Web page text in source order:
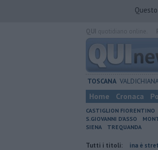
TOSCANA
Home Cronaca
CASTIGLION FIORENTINO
S.GIOVANNI D'ASSO
SIENA
TREQUANDA
Tutti i titoli:
Autovelox, se la banchina è stretta la